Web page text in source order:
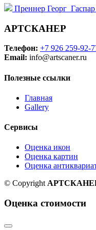
Преннер
АРТСКАНЕР
Телефон: +7 926 259-92-
Email: info@artscaner.ru
Полезные ссылки
Главная
Gallery
Сервисы
Оценка икон
Оценка картин
Оценка
© Copyright
Оценка стоимости